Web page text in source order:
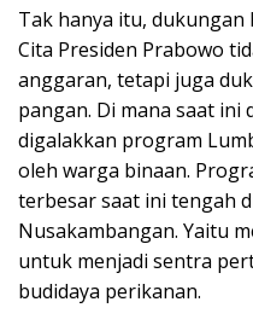
Tak hanya itu, dukungan
Cita Presiden Prabowo
anggaran, tetapi juga
pangan. Di mana saat ini
digalakkan program
oleh warga binaan.
terbesar saat ini tengah
Nusakambangan. Yaitu
untuk menjadi sentra
budidaya perikanan.